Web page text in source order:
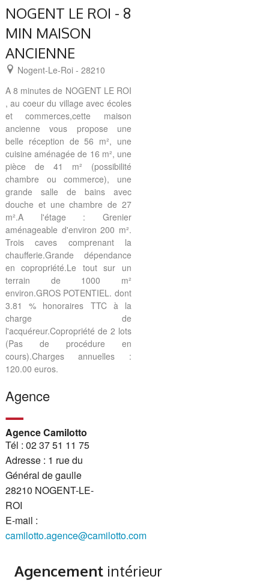
NOGENT LE ROI - 8
MIN MAISON
ANCIENNE
Nogent-Le-Roi - 28210
A 8 minutes de NOGENT LE ROI
, au coeur du village avec écoles
et commerces,cette maison
ancienne vous propose une
belle réception de 56 m², une
cuisine aménagée de 16 m², une
pièce de 41 m² (possibilité
chambre ou commerce), une
grande salle de bains avec
douche et une chambre de 27
m².A l'étage : Grenier
aménageable d'environ 200 m².
Trois caves comprenant la
chaufferie.Grande dépendance
en copropriété.Le tout sur un
terrain de 1000 m²
environ.GROS POTENTIEL. dont
3.81 % honoraires TTC à la
charge de
l'acquéreur.Copropriété de 2 lots
(Pas de procédure en
cours).Charges annuelles :
120.00 euros.
Agence
Agence Camilotto
Tél : 02 37 51 11 75
Adresse : 1 rue du
Général de gaulle
28210 NOGENT-LE-
ROI
E-mail :
camilotto.agence@camilotto.com
Agencement intérieur